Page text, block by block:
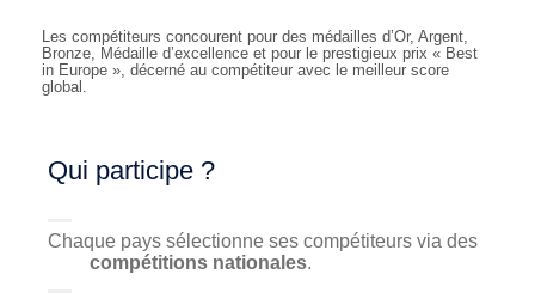
Les compétiteurs concourent pour des médailles d’Or, Argent,
Bronze, Médaille d’excellence et pour le prestigieux prix « Best
in Europe », décerné au compétiteur avec le meilleur score
global.
Qui participe ?
Chaque pays sélectionne ses compétiteurs via des
compétitions nationales.